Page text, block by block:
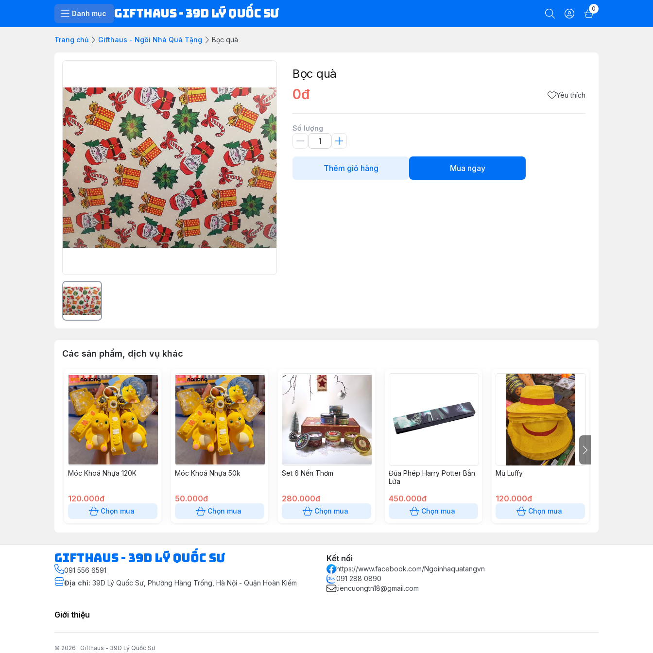
Danh mục Gifthaus - 39D Lý Quốc Sư 0
Trang chủ Gifthaus - Ngôi Nhà Quà Tặng Bọc quà
Bọc quà
0đ Yêu thích
Số lượng
Thêm giỏ hàng Mua ngay
Các sản phẩm, dịch vụ khác
Móc Khoá Nhựa 120K
120.000đ
Chọn mua
Móc Khoá Nhựa 50k
50.000đ
Chọn mua
Set 6 Nến Thơm
280.000đ
Chọn mua
Đũa Phép Harry Potter Bắn
Lửa
450.000đ
Chọn mua
Mũ Luffy
120.000đ
Chọn mua
Gifthaus - 39D Lý Quốc Sư
091 556 6591
Địa chỉ: 39D Lý Quốc Sư, Phường Hàng Trống, Hà Nội - Quận Hoàn Kiếm
Kết nối
https://www.facebook.com/Ngoinhaquatangvn
091 288 0890
tiencuongtn18@gmail.com
Giới thiệu
© 2026 Gifthaus - 39D Lý Quốc Sư